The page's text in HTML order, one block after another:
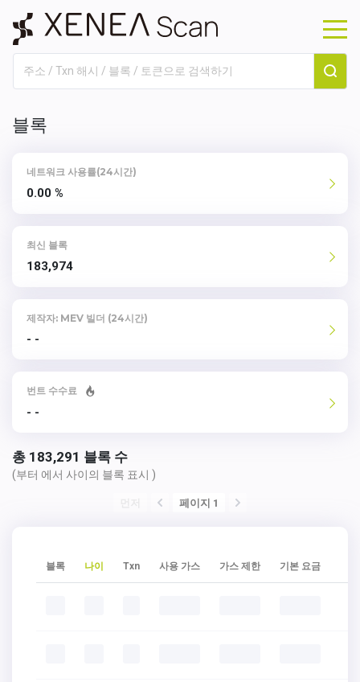
블록
네트워크 사용률(24시간)
0.00 %
최신 블록
183,974
제작자: MEV 빌더 (24시간)
- -
번트 수수료
- -
총 183,291 블록 수
(부터 에서 사이의 블록 표시 )
페이지 1
블록 나이 Txn 사용 가스 가스 제한 기본 요금